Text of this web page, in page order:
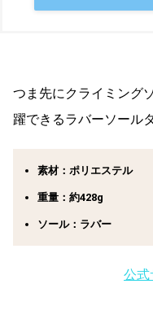
つま先にクライミング
躍できるラバーソール
素材：ポリエステル
重量：約428g
ソール：ラバー
公式